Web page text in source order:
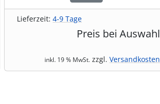
Lieferzeit: 4-9 Tage
Preis bei Auswahl
inkl. 19 % MwSt. zzgl. Versandkosten